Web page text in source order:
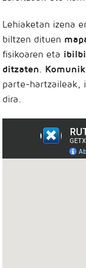
Lehiaketan izena
biltzen dituen
fisikoaren eta
ditzaten
parte-hartzaileak,
dira.